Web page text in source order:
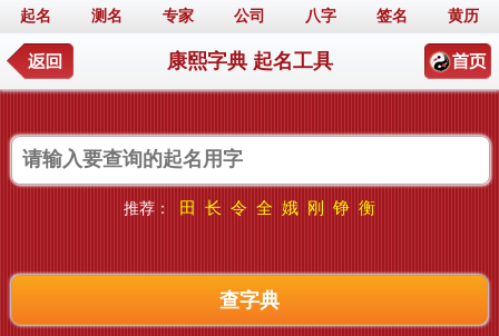
起名 测名 专家 公司 八字 签名 黄历
康熙字典 起名工具
推荐： 田 长 令 全 娥 刚 铮 衡